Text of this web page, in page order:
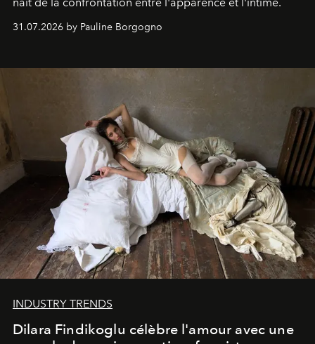
31.07.2026 by Pauline Borgogno
INDUSTRY TRENDS
Dilara Findikoglu célèbre l'amour avec une